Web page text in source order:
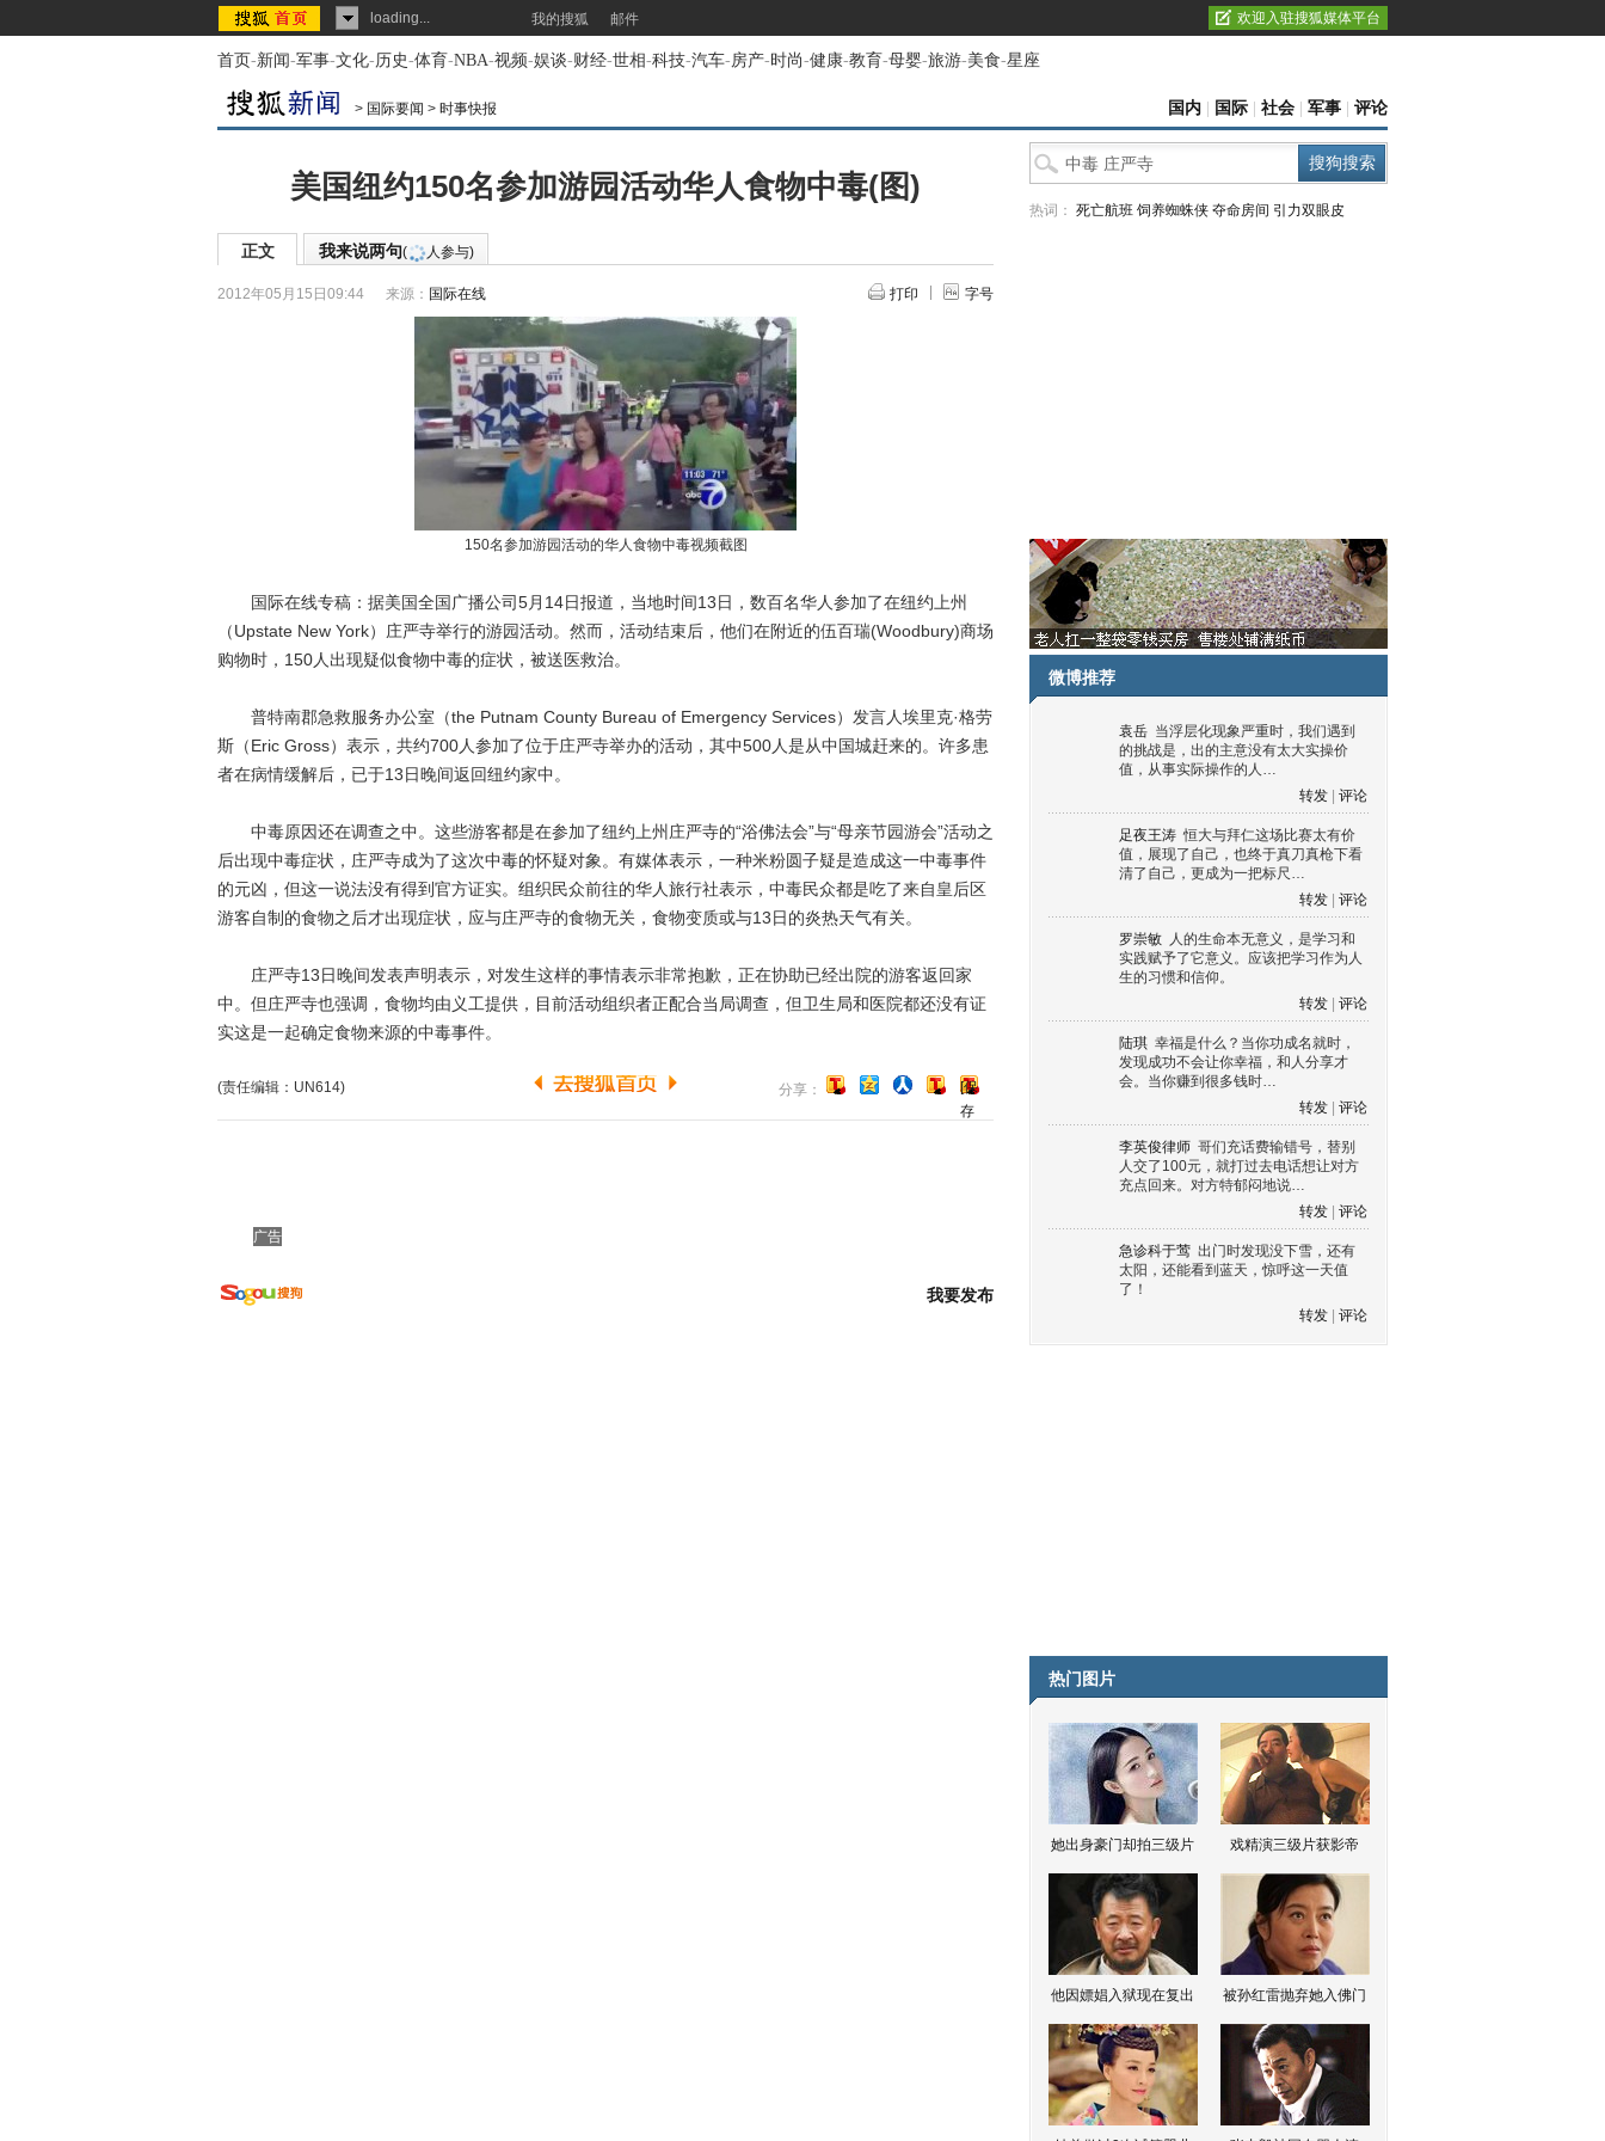
loading... 我的搜狐 邮件 欢迎入驻搜狐媒体平台
首页-新闻-军事-文化-历史-体育-NBA-视频-娱谈-财经-世相-科技-汽车-房产-时尚-健康-教育-母婴-旅游-美食-星座
> 国际要闻 > 时事快报 国内 国际 社会 军事 评论
美国纽约150名参加游园活动华人食物中毒(图)
正文 我来说两句( 人参与)
2012年05月15日09:44 来源： 国际在线 打印 字号
150名参加游园活动的华人食物中毒视频截图
国际在线专稿：据美国全国广播公司5月14日报道，当地时间13日，数百名华人参加了在纽约上州
（Upstate New York）庄严寺举行的游园活动。然而，活动结束后，他们在附近的伍百瑞(Woodbury)商场
购物时，150人出现疑似食物中毒的症状，被送医救治。
普特南郡急救服务办公室（the Putnam County Bureau of Emergency Services）发言人埃里克·格劳
斯（Eric Gross）表示，共约700人参加了位于庄严寺举办的活动，其中500人是从中国城赶来的。许多患
者在病情缓解后，已于13日晚间返回纽约家中。
中毒原因还在调查之中。这些游客都是在参加了纽约上州庄严寺的“浴佛法会”与“母亲节园游会”活动之
后出现中毒症状，庄严寺成为了这次中毒的怀疑对象。有媒体表示，一种米粉圆子疑是造成这一中毒事件
的元凶，但这一说法没有得到官方证实。组织民众前往的华人旅行社表示，中毒民众都是吃了来自皇后区
游客自制的食物之后才出现症状，应与庄严寺的食物无关，食物变质或与13日的炎热天气有关。
庄严寺13日晚间发表声明表示，对发生这样的事情表示非常抱歉，正在协助已经出院的游客返回家
中。但庄严寺也强调，食物均由义工提供，目前活动组织者正配合当局调查，但卫生局和医院都还没有证
实这是一起确定食物来源的中毒事件。
(责任编辑：UN614) 分享：
[保
存
广告
我要发布
热词： 死亡航班 饲养蜘蛛侠 夺命房间 引力双眼皮
微博推荐
袁岳 当浮层化现象严重时，我们遇到
的挑战是，出的主意没有太大实操价
值，从事实际操作的人…
转发
评论
足夜王涛 恒大与拜仁这场比赛太有价
值，展现了自己，也终于真刀真枪下看
清了自己，更成为一把标尺…
转发
评论
罗崇敏 人的生命本无意义，是学习和
实践赋予了它意义。应该把学习作为人
生的习惯和信仰。
转发
评论
陆琪 幸福是什么？当你功成名就时，
发现成功不会让你幸福，和人分享才
会。当你赚到很多钱时…
转发
评论
李英俊律师 哥们充话费输错号，替别
人交了100元，就打过去电话想让对方
充点回来。对方特郁闷地说…
转发
评论
急诊科于莺 出门时发现没下雪，还有
太阳，还能看到蓝天，惊呼这一天值
了！
转发
评论
热门图片
她出身豪门却拍三级片 戏精演三级片获影帝
他因嫖娼入狱现在复出 被孙红雷抛弃她入佛门